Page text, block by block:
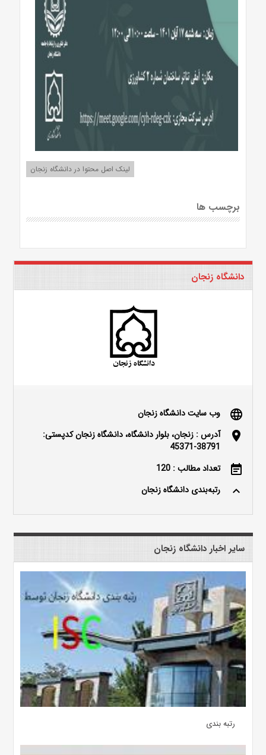
لینک اصل محتوا در دانشگاه زنجان
برچسب ها
دانشگاه زنجان
language وب سایت دانشگاه زنجان
location_on
آدرس : زنجان، بلوار دانشگاه، دانشگاه زنجان کدپستی:
38791-45371
event_note تعداد مطالب : 120
keyboard_arrow_up رتبه‌بندی دانشگاه زنجان
سایر اخبار دانشگاه زنجان
رتبه بندی